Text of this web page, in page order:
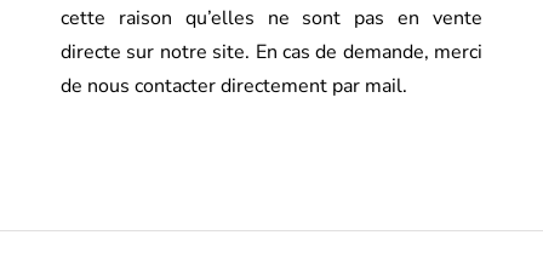
cette raison qu’elles ne sont pas en vente
directe sur notre site. En cas de demande, merci
de nous contacter directement par mail.